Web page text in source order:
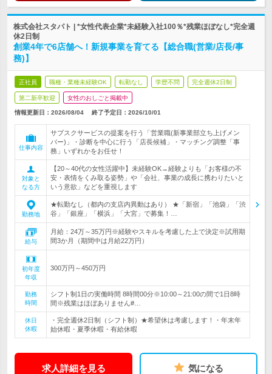
株式会社スタパト | *女性代表企業*未経験入社100％*残業ほぼなし*完全週
休2日制
創業4年で6店舗へ！新規事業を育てる【総合職(営業/店長/事
務)】
正社員 職種・業種未経験OK 転勤なし 学歴不問 完全週休2日制
第二新卒歓迎 女性のおしごと掲載中
情報更新日：2026/08/04 終了予定日： 2026/10/01
仕事内容
サブスクサービスの提案を行う「営業職(新事業部立ち上げメン
バー)」・診断を中心に行う「店長候補」・マッチング調整「事
務」いずれかをお任せ！
対象と
なる方
【20～40代の女性活躍中】未経験OK→経験よりも「お客様の不
安・表情をくみ取る姿勢」や「会社、事業の成長に携わりたいと
いう意欲」などを重視します
勤務地
★転勤なし（都内の支店内異動はあり） ★「新宿」「池袋」「渋
谷」「銀座」「横浜」「大宮」で募集！…
給与
月給：24万～35万円※経験やスキルを考慮した上で決定※試用期
間3か月（期間中は月給22万円）
初年度
年収
300万円～450万円
勤務
時間
シフト制1日の実働時間 8時間00分※10:00～21:00の間で1日8時
間※残業はほぼありません#…
休日
休暇
・完全週休2日制（シフト制）★希望休は考慮します！・年末年
始休暇・夏季休暇・有給休暇
求人詳細を見る 気になる